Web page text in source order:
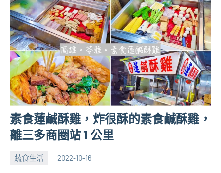
素食蓮鹹酥雞，炸很酥的素食鹹酥雞，
離三多商圈站 1 公里
蔬食生活 2022-10-16
張
No